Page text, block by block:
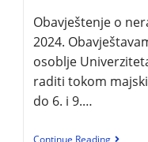
Obavještenje o
2024.
osoblje
raditi tokom
do 6. i 9.…
Continue Reading